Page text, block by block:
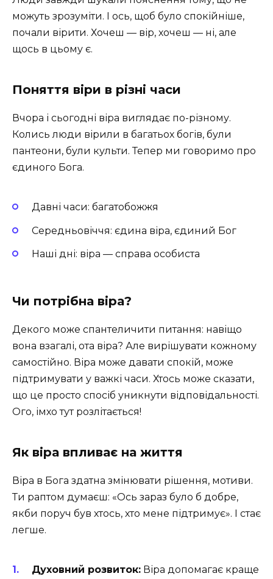
можуть зрозуміти. І ось, щоб було спокійніше,
почали вірити. Хочеш — вір, хочеш — ні, але
щось в цьому є.
Поняття віри в різні часи
Вчора і сьогодні віра виглядає по-різному.
Колись люди вірили в багатьох богів, були
пантеони, були культи. Тепер ми говоримо про
єдиного Бога.
Давні часи: багатобожжя
Середньовіччя: єдина віра, єдиний Бог
Наші дні: віра — справа особиста
Чи потрібна віра?
Декого може спантеличити питання: навіщо
вона взагалі, ота віра? Але вирішувати кожному
самостійно. Віра може давати спокій, може
підтримувати у важкі часи. Хтось може сказати,
що це просто спосіб уникнути відповідальності.
Ого, імхо тут розлітається!
Як віра впливає на життя
Віра в Бога здатна змінювати рішення, мотиви.
Ти раптом думаєш: «Ось зараз було б добре,
якби поруч був хтось, хто мене підтримує». І стає
легше.
Духовний розвиток: Віра допомагає краще